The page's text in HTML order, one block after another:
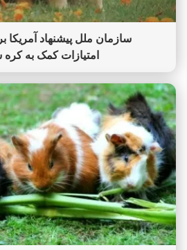
سازمان ملل پيشنهاد آمريکا
امتيازات کمک به